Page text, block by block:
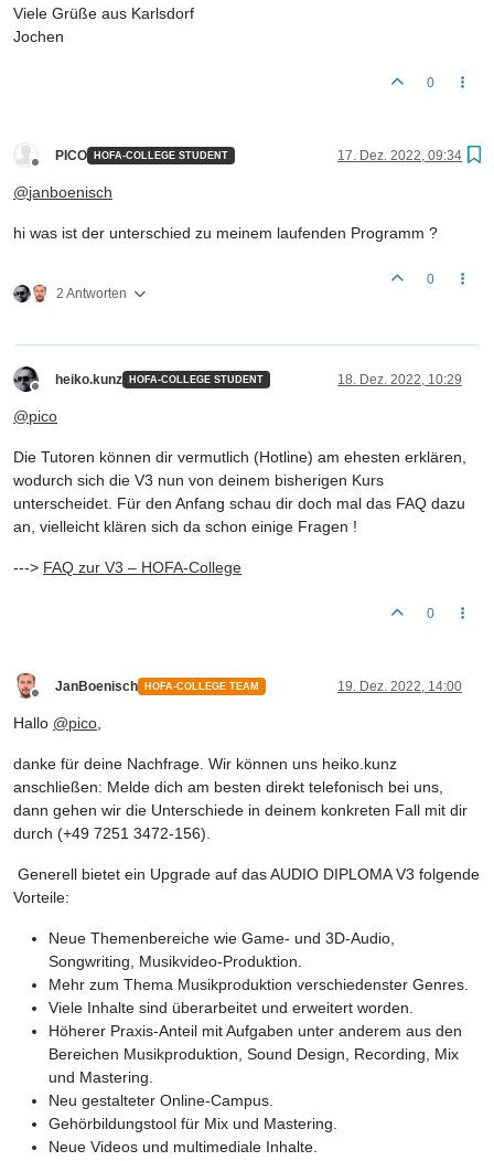
Viele Grüße aus Karlsdorf
Jochen
0
PICO HOFA-COLLEGE STUDENT 17. Dez. 2022, 09:34
@janboenisch
hi was ist der unterschied zu meinem laufenden Programm ?
2 Antworten
0
heiko.kunz HOFA-COLLEGE STUDENT 18. Dez. 2022, 10:29
@pico
Die Tutoren können dir vermutlich (Hotline) am ehesten erklären,
wodurch sich die V3 nun von deinem bisherigen Kurs
unterscheidet. Für den Anfang schau dir doch mal das FAQ dazu
an, vielleicht klären sich da schon einige Fragen !
---> FAQ zur V3 – HOFA-College
0
JanBoenisch HOFA-COLLEGE TEAM 19. Dez. 2022, 14:00
Hallo @pico
danke für deine Nachfrage. Wir können uns heiko.kunz
anschließen: Melde dich am besten direkt telefonisch bei uns,
dann gehen wir die Unterschiede in deinem konkreten Fall mit dir
durch (+49 7251 3472-156).
Generell bietet ein Upgrade auf das AUDIO DIPLOMA V3 folgende
Vorteile:
Neue Themenbereiche wie Game- und 3D-Audio,
Songwriting, Musikvideo-Produktion.
Mehr zum Thema Musikproduktion verschiedenster Genres.
Viele Inhalte sind überarbeitet und erweitert worden.
Höherer Praxis-Anteil mit Aufgaben unter anderem aus den
Bereichen Musikproduktion, Sound Design, Recording, Mix
und Mastering.
Neu gestalteter Online-Campus.
Gehörbildungstool für Mix und Mastering.
Neue Videos und multimediale Inhalte.